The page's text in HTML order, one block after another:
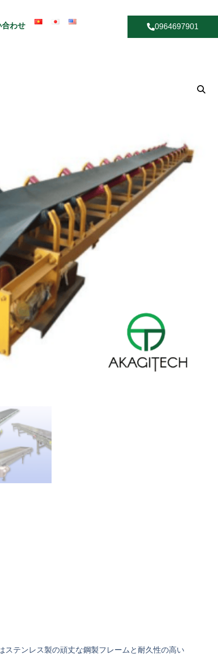
合わせ 0964697901
テンレス製の頑丈な鋼製フレームと耐久性の高い